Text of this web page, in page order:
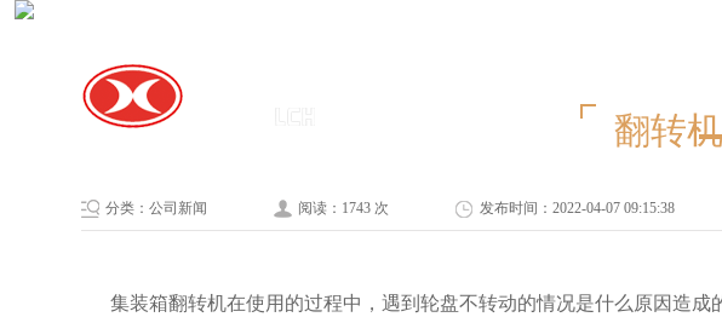
翻转
分类：公司新闻 阅读：1743 次 发布时间：2022-04-07 09:15:38
集装箱翻转机在使用的过程中，遇到轮盘不转动的情况是什么原因造成